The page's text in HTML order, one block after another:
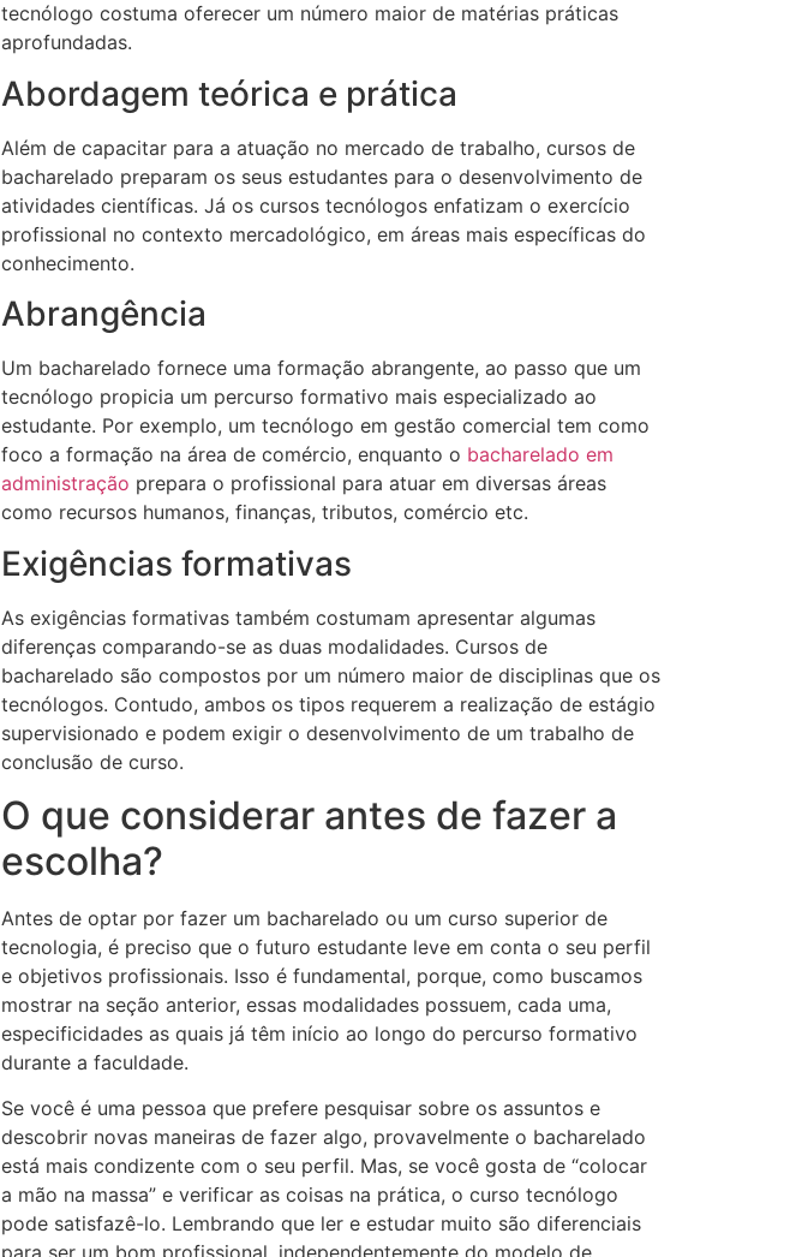
tecnólogo costuma oferecer um número maior de matérias práticas
aprofundadas.
Abordagem teórica e prática
Além de capacitar para a atuação no mercado de trabalho, cursos de
bacharelado preparam os seus estudantes para o desenvolvimento de
atividades científicas. Já os cursos tecnólogos enfatizam o exercício
profissional no contexto mercadológico, em áreas mais específicas do
conhecimento.
Abrangência
Um bacharelado fornece uma formação abrangente, ao passo que um
tecnólogo propicia um percurso formativo mais especializado ao
estudante. Por exemplo, um tecnólogo em gestão comercial tem como
foco a formação na área de comércio, enquanto o bacharelado em
administração prepara o profissional para atuar em diversas áreas
como recursos humanos, finanças, tributos, comércio etc.
Exigências formativas
As exigências formativas também costumam apresentar algumas
diferenças comparando-se as duas modalidades. Cursos de
bacharelado são compostos por um número maior de disciplinas que os
tecnólogos. Contudo, ambos os tipos requerem a realização de estágio
supervisionado e podem exigir o desenvolvimento de um trabalho de
conclusão de curso.
O que considerar antes de fazer a
escolha?
Antes de optar por fazer um bacharelado ou um curso superior de
tecnologia, é preciso que o futuro estudante leve em conta o seu perfil
e objetivos profissionais. Isso é fundamental, porque, como buscamos
mostrar na seção anterior, essas modalidades possuem, cada uma,
especificidades as quais já têm início ao longo do percurso formativo
durante a faculdade.
Se você é uma pessoa que prefere pesquisar sobre os assuntos e
descobrir novas maneiras de fazer algo, provavelmente o bacharelado
está mais condizente com o seu perfil. Mas, se você gosta de “colocar
a mão na massa” e verificar as coisas na prática, o curso tecnólogo
pode satisfazê-lo. Lembrando que ler e estudar muito são diferenciais